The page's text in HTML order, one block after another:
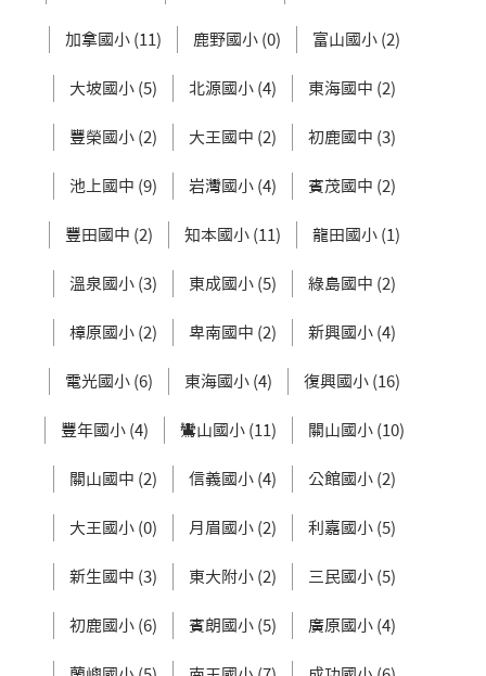
加拿國小 (11) 鹿野國小 (0) 富山國小 (2)
大坡國小 (5) 北源國小 (4) 東海國中 (2)
豐榮國小 (2) 大王國中 (2) 初鹿國中 (3)
池上國中 (9) 岩灣國小 (4) 賓茂國中 (2)
豐田國中 (2) 知本國小 (11) 龍田國小 (1)
溫泉國小 (3) 東成國小 (5) 綠島國中 (2)
樟原國小 (2) 卑南國中 (2) 新興國小 (4)
電光國小 (6) 東海國小 (4) 復興國小 (16)
豐年國小 (4) 鸞山國小 (11) 關山國小 (10)
關山國中 (2) 信義國小 (4) 公館國小 (2)
大王國小 (0) 月眉國小 (2) 利嘉國小 (5)
新生國中 (3) 東大附小 (2) 三民國小 (5)
初鹿國小 (6) 賓朗國小 (5) 廣原國小 (4)